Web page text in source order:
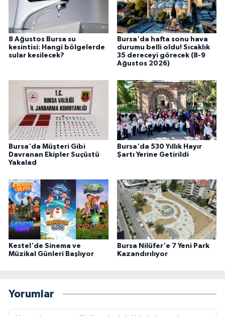
8 Ağustos Bursa su
kesintisi: Hangi bölgelerde
sular kesilecek?
Bursa'da hafta sonu hava
durumu belli oldu! Sıcaklık
35 dereceyi görecek (8-9
Ağustos 2026)
Bursa'da Müşteri Gibi
Davranan Ekipler Suçüstü
Yakalad
Bursa'da 530 Yıllık Hayır
Şartı Yerine Getirildi
Kestel'de Sinema ve
Müzikal Günleri Başlıyor
Bursa Nilüfer'e 7 Yeni Park
Kazandırılıyor
Yorumlar